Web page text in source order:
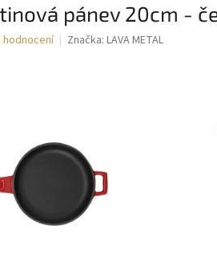
pánev 20cm -
Značka: LAVA METAL